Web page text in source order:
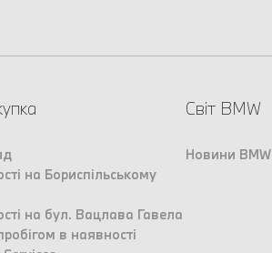
на Бориспільському
на бул. Вацлава Гавела
в наявності
Світ BMW
Новини BMW